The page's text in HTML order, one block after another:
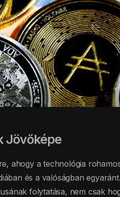
Jövőképe
ahogy a technológia
és a valóságban
folytatása, nem csak